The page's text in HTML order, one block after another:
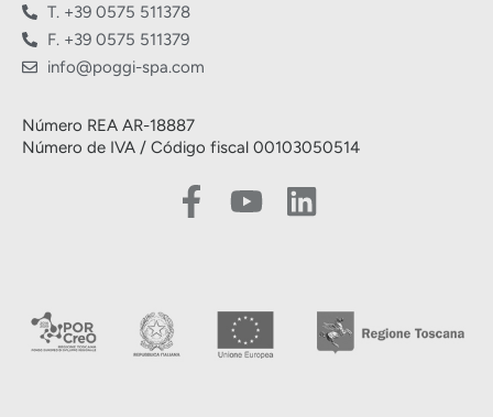
T. +39 0575 511378
F. +39 0575 511379
info@poggi-spa.com
Número REA AR-18887
Número de IVA / Código fiscal 00103050514